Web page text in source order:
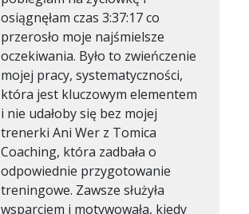
osiągnęłam czas 3:37:17 co
przerosło moje najśmielsze
oczekiwania. Było to zwieńczenie
mojej pracy, systematyczności,
która jest kluczowym elementem
i nie udałoby się bez mojej
trenerki Ani Wer z Tomica
Coaching, która zadbała o
odpowiednie przygotowanie
treningowe. Zawsze służyła
wsparciem i motywowała, kiedy